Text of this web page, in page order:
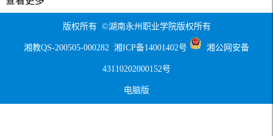
版权所有 ©湖南永州职业学院版权所有
湘教QS-200505-000282 湘ICP备14001402号 湘公网安备
43110202000152号
电脑版